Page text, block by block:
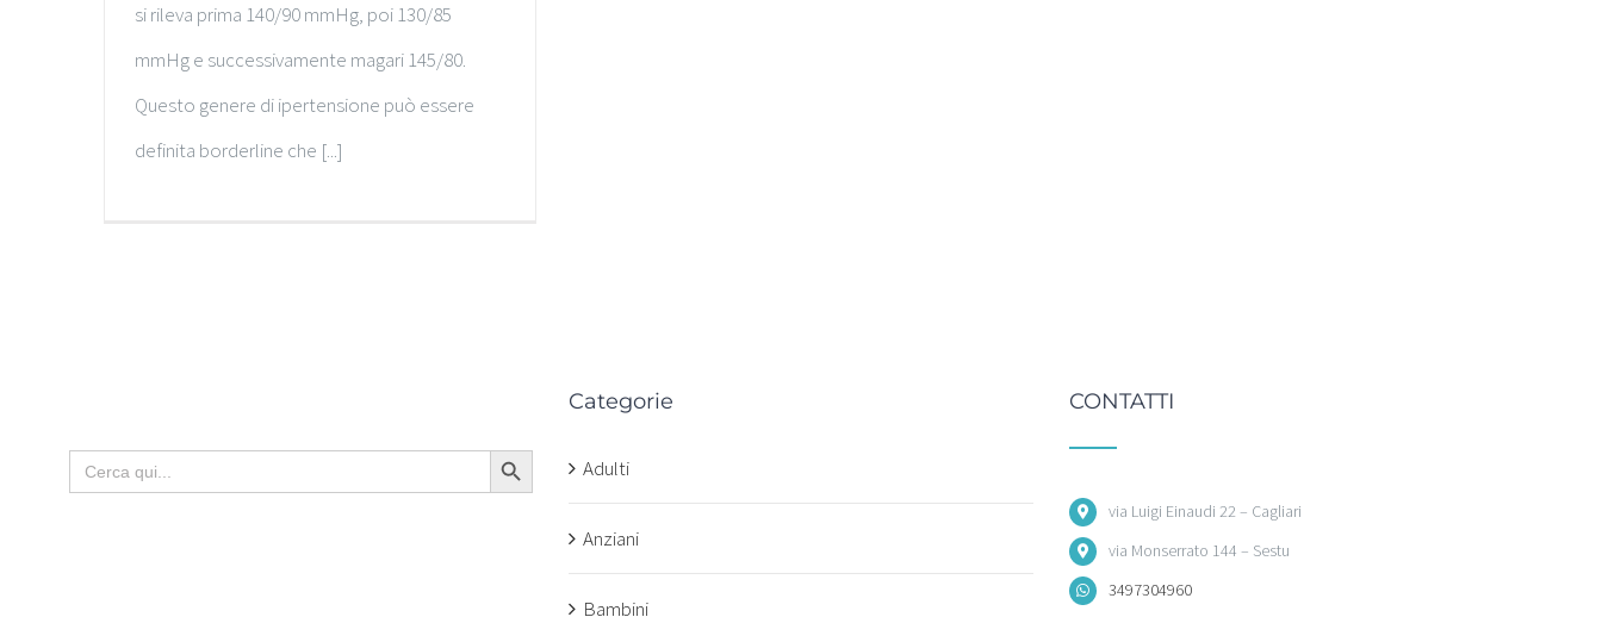
si rileva prima 140/90 mmHg, poi 130/85
mmHg e successivamente magari 145/80.
Questo genere di ipertensione può essere
definita borderline che [...]
Search
for:
Search Button
Categorie
Adulti
Anziani
Bambini
CONTATTI
via Luigi Einaudi 22 – Cagliari
via Monserrato 144 – Sestu
3497304960